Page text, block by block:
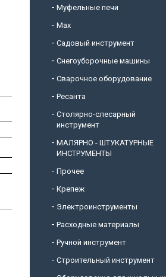
Муфельные печи
Max
Садовый инструмент
Снегоуборочные машины
Cварочное оборудование
Ресанта
Столярно-слесарный
инструмент
МАЛЯРНО - ШТУКАТУРНЫЕ
ИНСТРУМЕНТЫ
Прочее
Крепеж
Электроинструменты
Расходные материалы
Ручной инструмент
Строительный инструмент